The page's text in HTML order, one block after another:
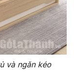
và ngăn kéo